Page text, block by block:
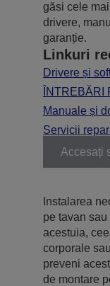
găsi cele
drivere,
garanție.
Linkuri
Drivere și
ÎNTREBĂRI
Manuale și
Servicii
Accesați
Instalarea
pe tavan
acestuia,
corporale
preveni
de montare